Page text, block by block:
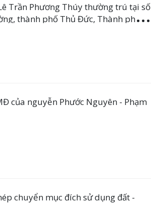
Trần Phương Thúy thường trú tại số
thành phố Thủ Đức, Thành phố
sử dụng đối với phần diện tích
của nguyễn Phước Nguyên - Phạm
chuyển mục đích sử dụng đất -